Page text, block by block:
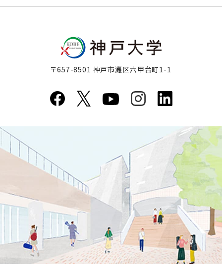
〒657-8501 神戸市灘区六甲台町1-1